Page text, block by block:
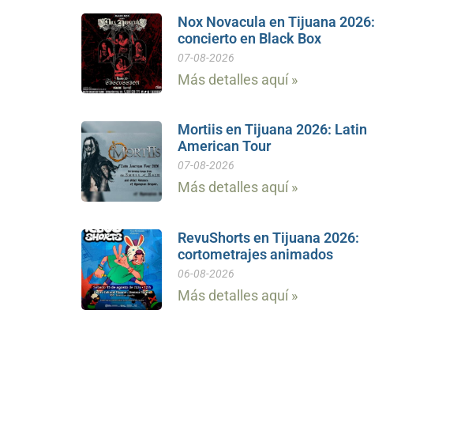
Nox Novacula en Tijuana 2026:
concierto en Black Box
07-08-2026
Más detalles aquí »
Mortiis en Tijuana 2026: Latin
American Tour
07-08-2026
Más detalles aquí »
RevuShorts en Tijuana 2026:
cortometrajes animados
06-08-2026
Más detalles aquí »